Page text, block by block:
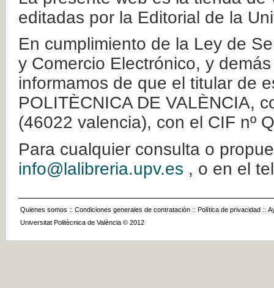
editadas por la Editorial de la
En cumplimiento de la Ley de
y Comercio Electrónico, y
informamos de que el titular de
POLITÈCNICA DE VALÈNCIA,
(46022 valencia), con el CIF nº
Para cualquier consulta o
info@lalibreria.upv.es , o en el
Quienes somos :: Condiciones generales de contratación :: Política de privacidad ::
Universitat Politècnica de València © 2012